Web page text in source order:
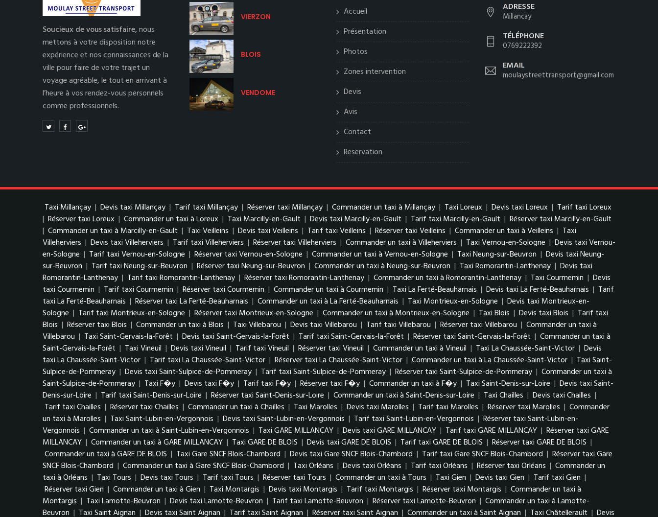
Soucieux de vous satisfaire,nous
mettons à votre disposition notre
expérience et nos connaissances de la
ville pour faire de votre trajet un
voyage agréable, le tout en arrivant à
l’heure à vos rendez-vous personnels
comme professionnels.
VIERZON
BLOIS
VENDOME
Accueil
Présentation
Photos
Zones intervention
Devis
Avis
Contact
Reservation
ADRESSE
Millancay
TÉLÉPHONE
0769222392
EMAIL
moulaystreettransport@gmail.com
Taxi Millançay | Devis taxi Millançay | Tarif taxi Millançay | Réserver taxi Millançay | Commander un taxi à Millançay | Taxi Loreux | Devis taxi Loreux | Tarif taxi Loreux
| Réserver taxi Loreux | Commander un taxi à Loreux | Taxi Marcilly-en-Gault | Devis taxi Marcilly-en-Gault | Tarif taxi Marcilly-en-Gault | Réserver taxi Marcilly-en-Gault
| Commander un taxi à Marcilly-en-Gault | Taxi Veilleins | Devis taxi Veilleins | Tarif taxi Veilleins | Réserver taxi Veilleins | Commander un taxi à Veilleins | Taxi
Villeherviers | Devis taxi Villeherviers | Tarif taxi Villeherviers | Réserver taxi Villeherviers | Commander un taxi à Villeherviers | Taxi Vernou-en-Sologne | Devis taxi Vernou-
en-Sologne | Tarif taxi Vernou-en-Sologne | Réserver taxi Vernou-en-Sologne | Commander un taxi à Vernou-en-Sologne | Taxi Neung-sur-Beuvron | Devis taxi Neung-
sur-Beuvron | Tarif taxi Neung-sur-Beuvron | Réserver taxi Neung-sur-Beuvron | Commander un taxi à Neung-sur-Beuvron | Taxi Romorantin-Lanthenay | Devis taxi
Romorantin-Lanthenay | Tarif taxi Romorantin-Lanthenay | Réserver taxi Romorantin-Lanthenay | Commander un taxi à Romorantin-Lanthenay | Taxi Courmemin | Devis
taxi Courmemin | Tarif taxi Courmemin | Réserver taxi Courmemin | Commander un taxi à Courmemin | Taxi La Ferté-Beauharnais | Devis taxi La Ferté-Beauharnais | Tarif
taxi La Ferté-Beauharnais | Réserver taxi La Ferté-Beauharnais | Commander un taxi à La Ferté-Beauharnais | Taxi Montrieux-en-Sologne | Devis taxi Montrieux-en-
Sologne | Tarif taxi Montrieux-en-Sologne | Réserver taxi Montrieux-en-Sologne | Commander un taxi à Montrieux-en-Sologne | Taxi Blois | Devis taxi Blois | Tarif taxi
Blois | Réserver taxi Blois | Commander un taxi à Blois | Taxi Villebarou | Devis taxi Villebarou | Tarif taxi Villebarou | Réserver taxi Villebarou | Commander un taxi à
Villebarou | Taxi Saint-Gervais-la-Forêt | Devis taxi Saint-Gervais-la-Forêt | Tarif taxi Saint-Gervais-la-Forêt | Réserver taxi Saint-Gervais-la-Forêt | Commander un taxi à
Saint-Gervais-la-Forêt | Taxi Vineuil | Devis taxi Vineuil | Tarif taxi Vineuil | Réserver taxi Vineuil | Commander un taxi à Vineuil | Taxi La Chaussée-Saint-Victor | Devis
taxi La Chaussée-Saint-Victor | Tarif taxi La Chaussée-Saint-Victor | Réserver taxi La Chaussée-Saint-Victor | Commander un taxi à La Chaussée-Saint-Victor | Taxi Saint-
Sulpice-de-Pommeray | Devis taxi Saint-Sulpice-de-Pommeray | Tarif taxi Saint-Sulpice-de-Pommeray | Réserver taxi Saint-Sulpice-de-Pommeray | Commander un taxi à
Saint-Sulpice-de-Pommeray | Taxi F�y | Devis taxi F�y | Tarif taxi F�y | Réserver taxi F�y | Commander un taxi à F�y | Taxi Saint-Denis-sur-Loire | Devis taxi Saint-
Denis-sur-Loire | Tarif taxi Saint-Denis-sur-Loire | Réserver taxi Saint-Denis-sur-Loire | Commander un taxi à Saint-Denis-sur-Loire | Taxi Chailles | Devis taxi Chailles |
Tarif taxi Chailles | Réserver taxi Chailles | Commander un taxi à Chailles | Taxi Marolles | Devis taxi Marolles | Tarif taxi Marolles | Réserver taxi Marolles | Commander
un taxi à Marolles | Taxi Saint-Lubin-en-Vergonnois | Devis taxi Saint-Lubin-en-Vergonnois | Tarif taxi Saint-Lubin-en-Vergonnois | Réserver taxi Saint-Lubin-en-
Vergonnois | Commander un taxi à Saint-Lubin-en-Vergonnois | Taxi GARE MILLANCAY | Devis taxi GARE MILLANCAY | Tarif taxi GARE MILLANCAY | Réserver taxi GARE
MILLANCAY | Commander un taxi à GARE MILLANCAY | Taxi GARE DE BLOIS | Devis taxi GARE DE BLOIS | Tarif taxi GARE DE BLOIS | Réserver taxi GARE DE BLOIS |
Commander un taxi à GARE DE BLOIS | Taxi Gare SNCF Blois-Chambord | Devis taxi Gare SNCF Blois-Chambord | Tarif taxi Gare SNCF Blois-Chambord | Réserver taxi Gare
SNCF Blois-Chambord | Commander un taxi à Gare SNCF Blois-Chambord | Taxi Orléans | Devis taxi Orléans | Tarif taxi Orléans | Réserver taxi Orléans | Commander un
taxi à Orléans | Taxi Tours | Devis taxi Tours | Tarif taxi Tours | Réserver taxi Tours | Commander un taxi à Tours | Taxi Gien | Devis taxi Gien | Tarif taxi Gien |
Réserver taxi Gien | Commander un taxi à Gien | Taxi Montargis | Devis taxi Montargis | Tarif taxi Montargis | Réserver taxi Montargis | Commander un taxi à
Montargis | Taxi Lamotte-Beuvron | Devis taxi Lamotte-Beuvron | Tarif taxi Lamotte-Beuvron | Réserver taxi Lamotte-Beuvron | Commander un taxi à Lamotte-
Beuvron | Taxi Saint Aignan | Devis taxi Saint Aignan | Tarif taxi Saint Aignan | Réserver taxi Saint Aignan | Commander un taxi à Saint Aignan | Taxi Châtellerault | Devis